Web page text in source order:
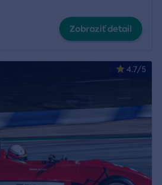
Zobraziť detail
4.7/5